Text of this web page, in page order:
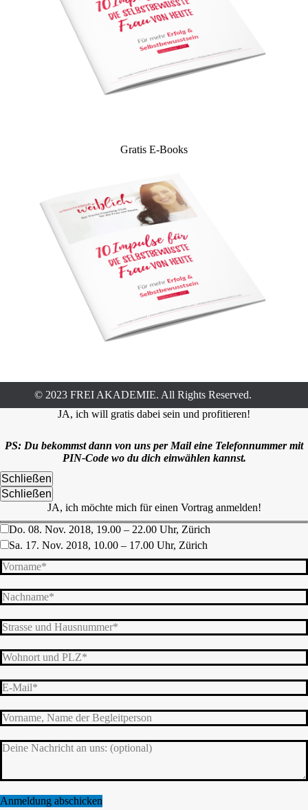
Gratis E-Books
© 2023 FREI AKADEMIE. All Rights Reserved.
JA, ich will gratis dabei sein und profitieren!
PS: Du bekommst dann von uns per Mail eine Telefonnummer mit
PIN-Code wo du dich einwählen kannst.
Schließen
Schließen
JA, ich möchte mich für einen Vortrag anmelden!
Do. 08. Nov. 2018, 19.00 – 22.00 Uhr, Zürich
Sa. 17. Nov. 2018, 10.00 – 17.00 Uhr, Zürich